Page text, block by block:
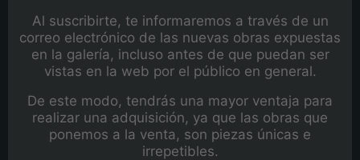
Al suscribirte, te informaremos a través de un
correo electrónico de las nuevas obras expuestas
en la galería, incluso antes de que puedan ser
vistas en la web por el público en general.
De este modo, tendrás una mayor ventaja para
realizar una adquisición, ya que las obras que
ponemos a la venta, son piezas únicas e
irrepetibles.